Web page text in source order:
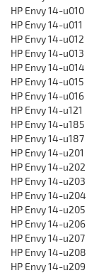
HP Envy 14-u010
HP Envy 14-u011
HP Envy 14-u012
HP Envy 14-u013
HP Envy 14-u014
HP Envy 14-u015
HP Envy 14-u016
HP Envy 14-u121
HP Envy 14-u185
HP Envy 14-u187
HP Envy 14-u201
HP Envy 14-u202
HP Envy 14-u203
HP Envy 14-u204
HP Envy 14-u205
HP Envy 14-u206
HP Envy 14-u207
HP Envy 14-u208
HP Envy 14-u209